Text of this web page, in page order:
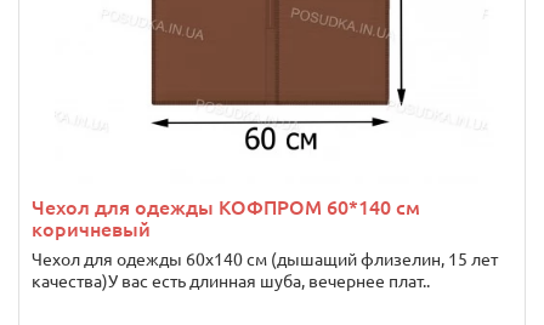
Чехол для одежды КОФПРОМ 60*140 см
коричневый
Чехол для одежды 60х140 см (дышащий флизелин, 15 лет
качества)У вас есть длинная шуба, вечернее плат..